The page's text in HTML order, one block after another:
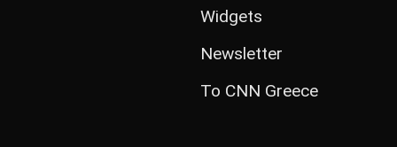
Widgets
Newsletter
Το CNN Greece